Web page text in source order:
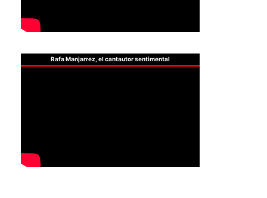
Rafa Manjarrez, el cantautor sentimental